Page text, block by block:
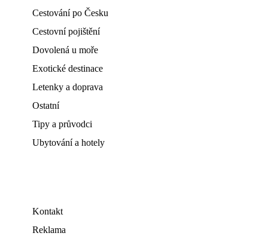
Cestování po Česku
Cestovní pojištění
Dovolená u moře
Exotické destinace
Letenky a doprava
Ostatní
Tipy a průvodci
Ubytování a hotely
Kontakt
Reklama